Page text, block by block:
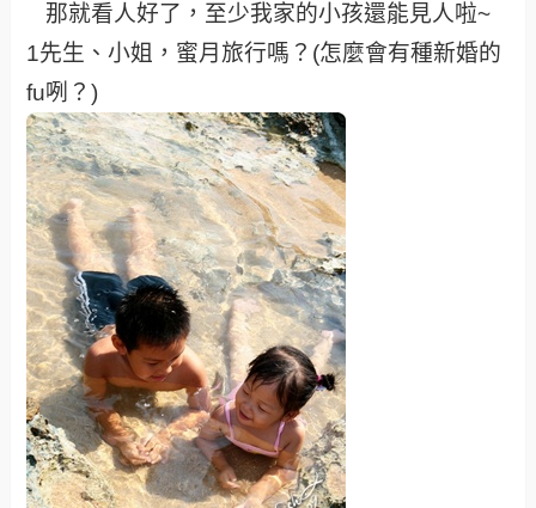
那就看人好了，至少我家的小孩還能見人啦~
1先生、小姐，蜜月旅行嗎？ (怎麼會有種新婚的
fu咧？)